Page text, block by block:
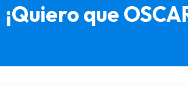
¡Quiero que